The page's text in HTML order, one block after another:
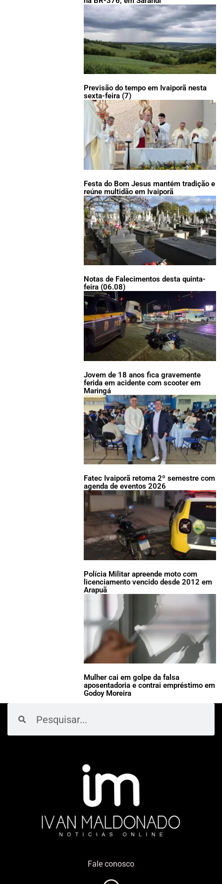
Previsão do tempo em Ivaiporã nesta
sexta-feira (7)
Festa do Bom Jesus mantém tradição e
reúne multidão em Ivaiporã
Notas de Falecimentos desta quinta-
feira (06.08)
Jovem de 18 anos fica gravemente
ferida em acidente com scooter em
Maringá
Fatec Ivaiporã retoma 2º semestre com
agenda de eventos 2026
Polícia Militar apreende moto com
licenciamento vencido desde 2012 em
Arapuã
Mulher cai em golpe da falsa
aposentadoria e contrai empréstimo em
Godoy Moreira
Fale conosco